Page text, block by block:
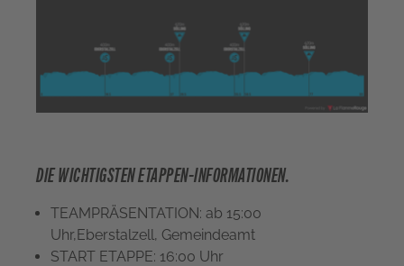
DIE WICHTIGSTEN ETAPPEN-INFORMATIONEN.
TEAMPRÄSENTATION: ab 15:00
Uhr,Eberstalzell, Gemeindeamt
START ETAPPE: 16:00 Uhr